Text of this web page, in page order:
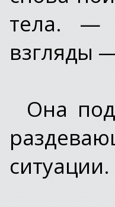
тела. —
взгляды
Она
ситуации.